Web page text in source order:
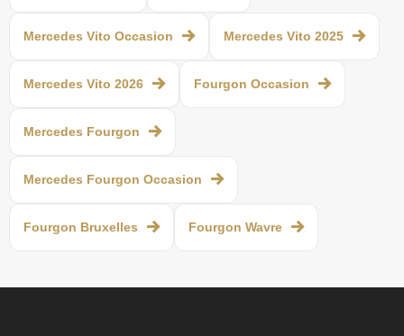
Mercedes Vito Occasion Mercedes Vito 2025
Mercedes Vito 2026 Fourgon Occasion
Mercedes Fourgon
Mercedes Fourgon Occasion
Fourgon Bruxelles Fourgon Wavre